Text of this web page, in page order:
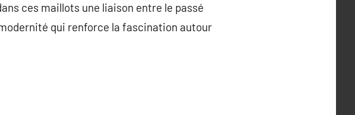
ces maillots une liaison entre le passé
qui renforce la fascination autour